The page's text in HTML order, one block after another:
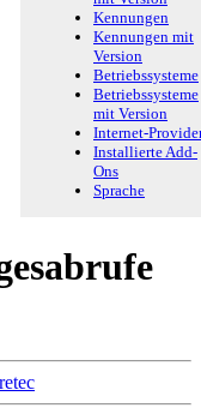
Kennungen
Kennungen mit
Version
Betriebssysteme
Betriebssysteme
mit Version
Internet-
Installierte Add-
Ons
Sprache